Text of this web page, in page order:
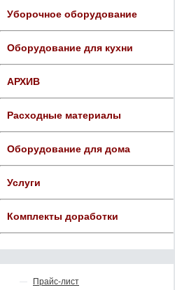
Уборочное оборудование
Оборудование для кухни
АРХИВ
Расходные материалы
Оборудование для дома
Услуги
Комплекты доработки
Прайс-лист